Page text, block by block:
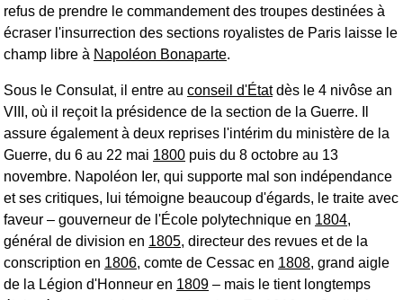
refus de prendre le commandement des troupes destinées à
écraser l'insurrection des sections royalistes de Paris laisse le
champ libre à Napoléon Bonaparte.
Sous le Consulat, il entre au conseil d'Étatdès le 4 nivôse an
VIII, où il reçoit la présidence de la section de la Guerre. Il
assure également à deux reprises l'intérim du ministère de la
Guerre, du 6 au 22 mai 1800 puis du 8 octobre au 13
novembre. Napoléon Ier, qui supporte mal son indépendance
et ses critiques, lui témoigne beaucoup d'égards, le traite avec
faveur ‒ gouverneur de l'École polytechnique en 1804,
général de division en 1805, directeur des revues et de la
conscription en 1806, comte de Cessac en 1808, grand aigle
de la Légion d'Honneur en 1809 ‒ mais le tient longtemps